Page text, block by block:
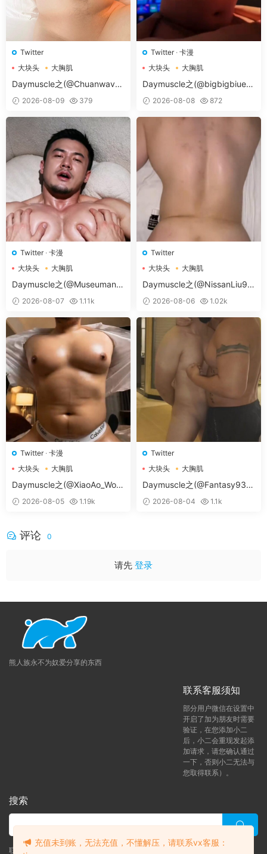
Twitter
大块头
大胸肌
大胸肌肉男
Daymuscle之(@Chuanwave-
@Chuan）
2026-08-09 379
Twitter· 卡漫
大块头
大胸肌
大胸肌肉男
Daymuscle之(@bigbigbiue-
@BBb）
2026-08-08 872
Twitter· 卡漫
大块头
大胸肌
大胸肌肉男
Daymuscle之(@Museumans-
@Museuman）
2026-08-07 1.11k
Twitter
大块头
大胸肌
大胸肌肉男
Daymuscle之(@NissanLiu98
-@Nissan98）
2026-08-06 1.02k
Twitter· 卡漫
大块头
大胸肌
大胸肌肉男
Daymuscle之(@XiaoAo_Worl
d-@XiaoAo.art）
2026-08-05 1.19k
Twitter
大块头
大胸肌
大胸肌肉男
Daymuscle之(@Fantasy938
15579-@孔控Kong）
2026-08-04 1.1k
评论 0
请先 登录
熊人族永不为奴爱分享的东西
联系客服须知
部分用户微信在设置中
开启了加为朋友时需要
验证，在您添加小二
后，小二会重现发起添
加请求，请您确认通过
一下，否则小二无法与
您取得联系）。
搜索
联系客服 (添加后告诉客服-来自熊人族咨询问题)
充值未到账，无法充值，不懂解压，请联系vx客服：